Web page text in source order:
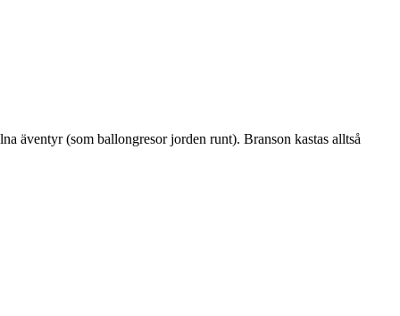
äventyr (som ballongresor jorden runt). Branson kastas alltså